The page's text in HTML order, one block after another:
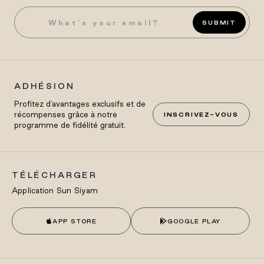
SUBMIT
ADHÉSION
Profitez d'avantages exclusifs et de
récompenses grâce à notre
programme de fidélité gratuit.
INSCRIVEZ-VOUS
TÉLÉCHARGER
Application Sun Siyam
APP STORE GOOGLE PLAY